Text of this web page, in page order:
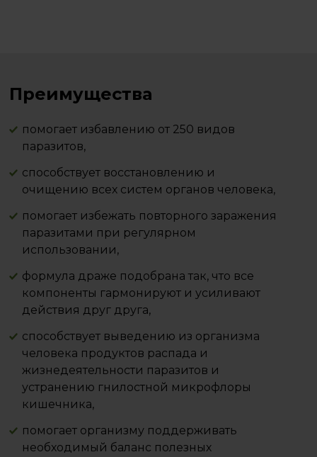
Преимущества
помогает избавлению от 250 видов
паразитов,
способствует восстановлению и
очищению всех систем органов человека,
помогает избежать повторного заражения
паразитами при регулярном
использовании,
формула драже подобрана так, что все
компоненты гармонируют и усиливают
действия друг друга,
способствует выведению из организма
человека продуктов распада и
жизнедеятельности паразитов и
устранению гнилостной микрофлоры
кишечника,
помогает организму поддерживать
необходимый баланс полезных